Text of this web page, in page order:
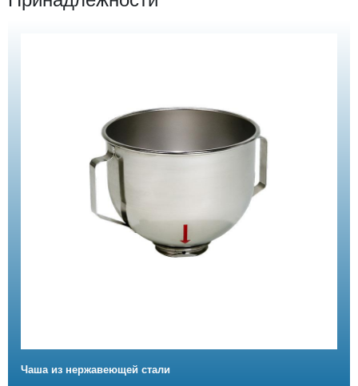
Чаша из нержавеющей стали